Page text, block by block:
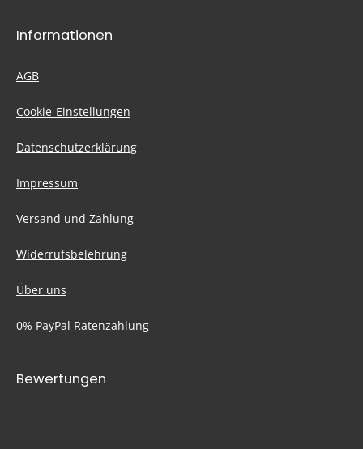
Informationen
AGB
Cookie-Einstellungen
Datenschutzerklärung
Impressum
Versand und Zahlung
Widerrufsbelehrung
Über uns
0% PayPal Ratenzahlung
Bewertungen